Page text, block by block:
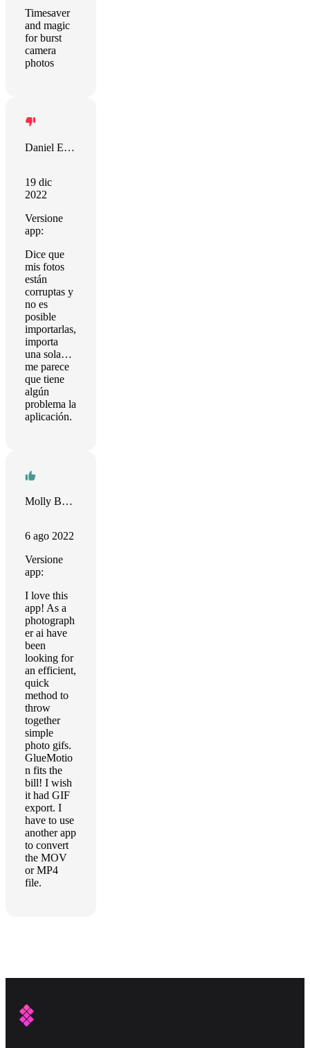
Timesaver
and magic
for burst
camera
photos
Daniel Escanellas
19 dic
2022
Versione
app:
Dice que
mis fotos
están
corruptas y
no es
posible
importarlas,
importa
una sola…
me parece
que tiene
algún
problema la
aplicación.
Molly Bermea
6 ago 2022
Versione
app:
I love this
app! As a
photograph
er ai have
been
looking for
an efficient,
quick
method to
throw
together
simple
photo gifs.
GlueMotio
n fits the
bill! I wish
it had GIF
export. I
have to use
another app
to convert
the MOV
or MP4
file.